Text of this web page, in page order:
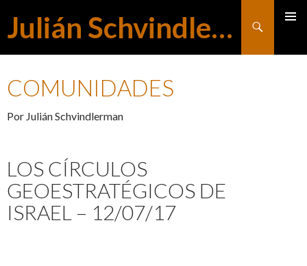
Julián Schvindlerman
Buscar
CONTENIDO
COMUNIDADES
Por Julián Schvindlerman
LOS CÍRCULOS
GEOESTRATÉGICOS DE
ISRAEL – 12/07/17